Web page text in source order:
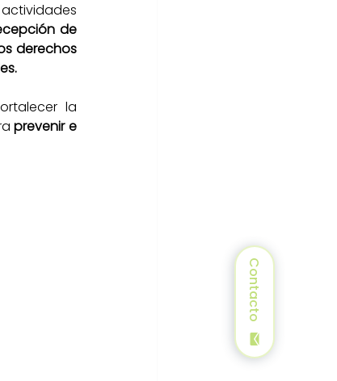
Contacto
de
derechos
la
prevenir e